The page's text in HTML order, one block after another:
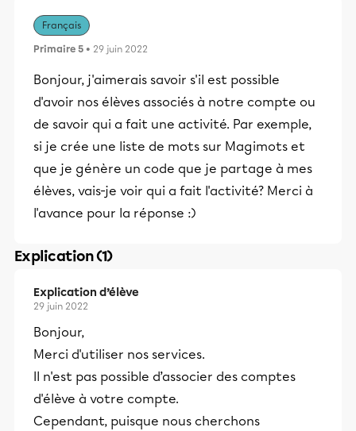
Français
Primaire 5 • 29 juin 2022
Bonjour, j'aimerais savoir s'il est possible
d'avoir nos élèves associés à notre compte ou
de savoir qui a fait une activité. Par exemple,
si je crée une liste de mots sur Magimots et
que je génère un code que je partage à mes
élèves, vais-je voir qui a fait l'activité? Merci à
l'avance pour la réponse :)
Explication (1)
Explication d’élève
29 juin 2022
Bonjour,
Merci d'utiliser nos services.
Il n'est pas possible d’associer des comptes
d'élève à votre compte.
Cependant, puisque nous cherchons